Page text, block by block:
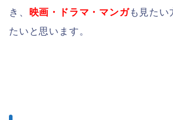
き、
映画・ドラマ・マンガも見たい
たいと思います。